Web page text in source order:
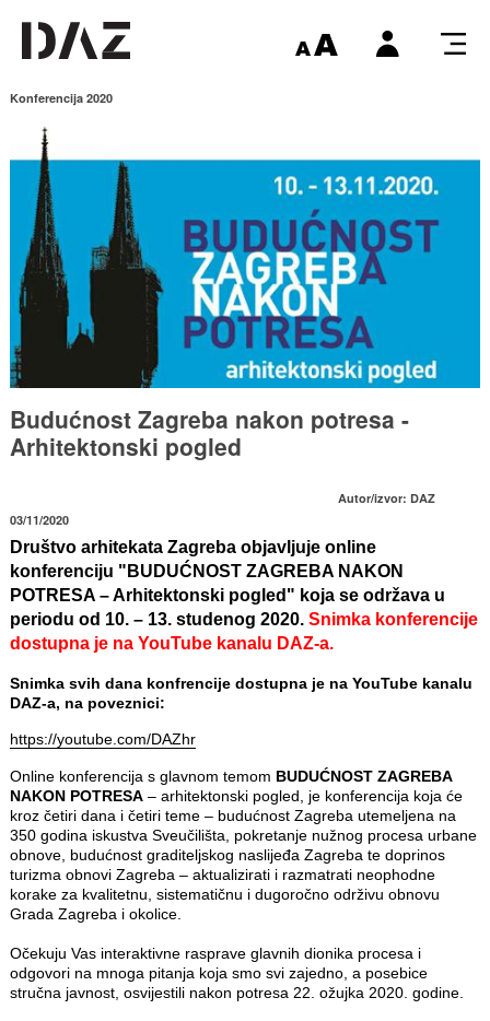
Konferencija 2020
Budućnost Zagreba nakon potresa -
Arhitektonski pogled
Autor/izvor: DAZ
03/11/2020
Društvo arhitekata Zagreba objavljuje online
konferenciju "BUDUĆNOST ZAGREBA NAKON
POTRESA – Arhitektonski pogled" koja se održava u
periodu od 10. – 13. studenog 2020. Snimka konferencije
dostupna je na YouTube kanalu DAZ-a.
Snimka svih dana konfrencije dostupna je na YouTube kanalu
DAZ-a, na poveznici:
https://youtube.com/DAZhr
Online konferencija s glavnom temom BUDUĆNOST ZAGREBA
NAKON POTRESA– arhitektonski pogled, je konferencija koja će
kroz četiri dana i četiri teme – budućnost Zagreba utemeljena na
350 godina iskustva Sveučilišta, pokretanje nužnog procesa urbane
obnove, budućnost graditeljskog naslijeđa Zagreba te doprinos
turizma obnovi Zagreba – aktualizirati i razmatrati neophodne
korake za kvalitetnu, sistematičnu i dugoročno održivu obnovu
Grada Zagreba i okolice.
Očekuju Vas interaktivne rasprave glavnih dionika procesa i
odgovori na mnoga pitanja koja smo svi zajedno, a posebice
stručna javnost, osvijestili nakon potresa 22. ožujka 2020. godine.